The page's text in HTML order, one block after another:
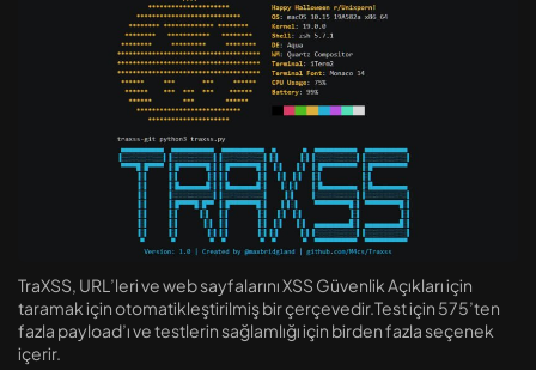
Linux Güvenliği [1] – Dosya...
Eylül 8, 2024 13 Dk
TraXSS, URL’leri ve web sayfalarını XSS ​​Güvenlik Açıkları için
taramak için otomatikleştirilmiş bir çerçevedir.Test için 575’ten
fazla payload’ı ve testlerin sağlamlığı için birden fazla seçenek
içerir.